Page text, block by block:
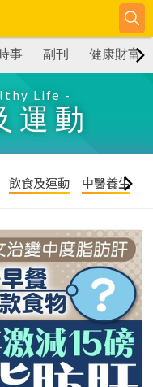
事 副刊 健康財富
Life -
運動
飲食及運動 中醫養生